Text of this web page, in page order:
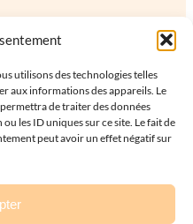
utilisons des technologies telles
aux informations des appareils. Le
de traiter des données
les ID uniques sur ce site. Le fait de
peut avoir un effet négatif sur
enfants et aux
et à quelle heure